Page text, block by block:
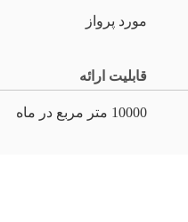
مورد پرواز
قابلیت ارائه
10000 متر مربع در ماه